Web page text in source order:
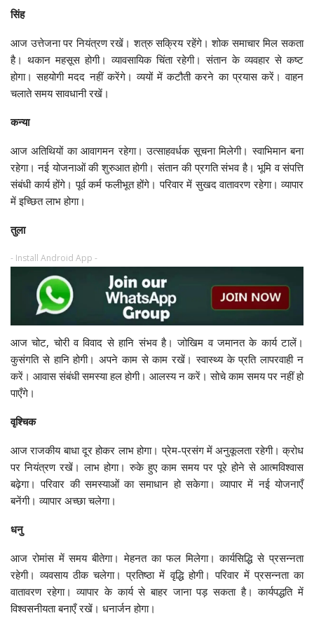
सिंह
आज उत्तेजना पर नियंत्रण रखें। शत्रु सक्रिय रहेंगे। शोक समाचार मिल सकता
है। थकान महसूस होगी। व्यावसायिक चिंता रहेगी। संतान के व्यवहार से कष्ट
होगा। सहयोगी मदद नहीं करेंगे। व्ययों में कटौती करने का प्रयास करें। वाहन
चलाते समय सावधानी रखें।
कन्या
आज अतिथियों का आवागमन रहेगा। उत्साहवर्धक सूचना मिलेगी। स्वाभिमान बना
रहेगा। नई योजनाओं की शुरुआत होगी। संतान की प्रगति संभव है। भूमि व संपत्ति
संबंधी कार्य होंगे। पूर्व कर्म फलीभूत होंगे। परिवार में सुखद वातावरण रहेगा। व्यापार
में इच्छित लाभ होगा।
तुला
- Install Android App -
आज चोट, चोरी व विवाद से हानि संभव है। जोखिम व जमानत के कार्य टालें।
कुसंगति से हानि होगी। अपने काम से काम रखें। स्वास्थ्य के प्रति लापरवाही न
करें। आवास संबंधी समस्या हल होगी। आलस्य न करें। सोचे काम समय पर नहीं हो
पाएँगे।
वृश्चिक
आज राजकीय बाधा दूर होकर लाभ होगा। प्रेम-प्रसंग में अनुकूलता रहेगी। क्रोध
पर नियंत्रण रखें। लाभ होगा। रुके हुए काम समय पर पूरे होने से आत्मविश्वास
बढ़ेगा। परिवार की समस्याओं का समाधान हो सकेगा। व्यापार में नई योजनाएँ
बनेंगी। व्यापार अच्छा चलेगा।
धनु
आज रोमांस में समय बीतेगा। मेहनत का फल मिलेगा। कार्यसिद्धि से प्रसन्नता
रहेगी। व्यवसाय ठीक चलेगा। प्रतिष्ठा में वृद्धि होगी। परिवार में प्रसन्नता का
वातावरण रहेगा। व्यापार के कार्य से बाहर जाना पड़ सकता है। कार्यपद्धति में
विश्वसनीयता बनाएँ रखें। धनार्जन होगा।